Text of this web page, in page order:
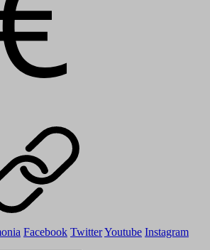
Facebook TwitterYoutube Instagram